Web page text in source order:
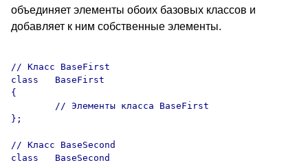
объединяет элементы обоих базовых классов и
добавляет к ним собственные элементы.
// Класс BaseFirst
class	BaseFirst
{
};
// Класс BaseSecond
class	BaseSecond